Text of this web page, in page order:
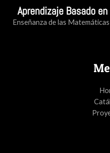
Aprendizaje Basado
Enseñanza de las